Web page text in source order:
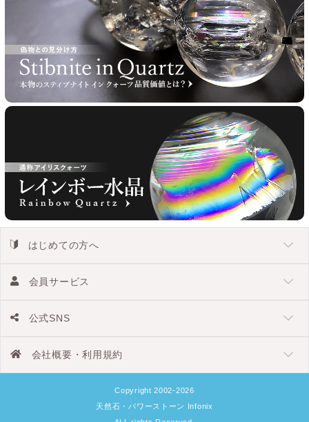
はじめての方へ
会員サービス
公式SNS
会社概要・利用規約
Copyright 2002-2026
天然石・パワーストーン Infonix